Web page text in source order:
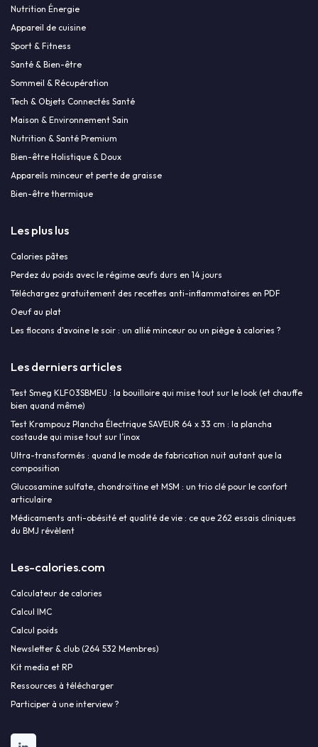
Nutrition Énergie
Appareil de cuisine
Sport & Fitness
Santé & Bien-être
Sommeil & Récupération
Tech & Objets Connectés Santé
Maison & Environnement Sain
Nutrition & Santé Premium
Bien-être Holistique & Doux
Appareils minceur et perte de graisse
Bien-être thermique
Les plus lus
Calories pâtes
Perdez du poids avec le régime œufs durs en 14 jours
Téléchargez gratuitement des recettes anti-inflammatoires en PDF
Oeuf au plat
Les flocons d'avoine le soir : un allié minceur ou un piège à calories ?
Les derniers articles
Test Smeg KLF03SBMEU : la bouilloire qui mise tout sur le look (et chauffe
bien quand même)
Test Krampouz Plancha Électrique SAVEUR 64 x 33 cm : la plancha
costaude qui mise tout sur l’inox
Ultra-transformés : quand le mode de fabrication nuit autant que la
composition
Glucosamine sulfate, chondroïtine et MSM : un trio clé pour le confort
articulaire
Médicaments anti-obésité et qualité de vie : ce que 262 essais cliniques
du BMJ révèlent
Les-calories.com
Calculateur de calories
Calcul IMC
Calcul poids
Newsletter & club (264 532 Membres)
Kit media et RP
Ressources à télécharger
Participer à une interview ?